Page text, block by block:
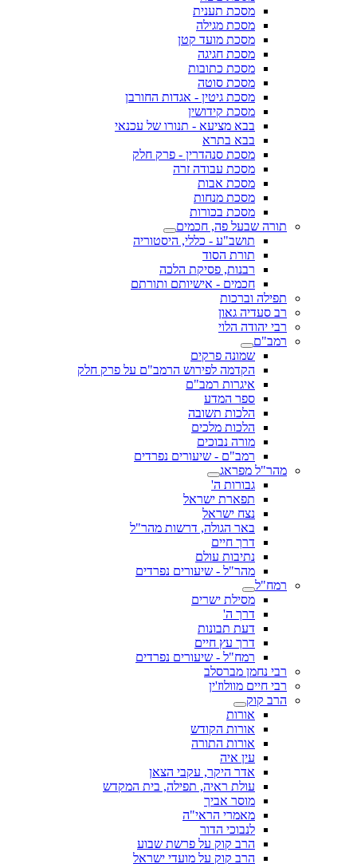
מסכת תענית
מסכת מגילה
מסכת מועד קטן
מסכת חגיגה
מסכת כתובות
מסכת סוטה
מסכת גיטין - אגדות החורבן
מסכת קידושין
בבא מציעא - תנורו של עכנאי
בבא בתרא
מסכת סנהדרין - פרק חלק
מסכת עבודה זרה
מסכת אבות
מסכת מנחות
מסכת בכורות
תורה שבעל פה, חכמים
תושב"ע - כללי, היסטוריה
תורת הסוד
רבנות, פסיקת הלכה
חכמים - אישיותם ותורתם
תפילה וברכות
רב סעדיה גאון
רבי יהודה הלוי
רמב"ם
שמונה פרקים
הקדמה לפירוש הרמב"ם על פרק חלק
איגרות רמב"ם
ספר המדע
הלכות תשובה
הלכות מלכים
מורה נבוכים
רמב"ם - שיעורים נפרדים
מהר"ל מפראג
גבורות ה'
תפארת ישראל
נצח ישראל
באר הגולה, דרשות מהר"ל
דרך חיים
נתיבות עולם
מהר"ל - שיעורים נפרדים
רמח"ל
מסילת ישרים
דרך ה'
דעת תבונות
דרך עץ חיים
רמח"ל - שיעורים נפרדים
רבי נחמן מברסלב
רבי חיים מוולוז'ין
הרב קוק
אורות
אורות הקודש
אורות התורה
עין איה
אדר היקר, עקבי הצאן
עולת ראיה, תפילה, בית המקדש
מוסר אביך
מאמרי הראי"ה
לנבוכי הדור
הרב קוק על פרשת שבוע
הרב קוק על מועדי ישראל